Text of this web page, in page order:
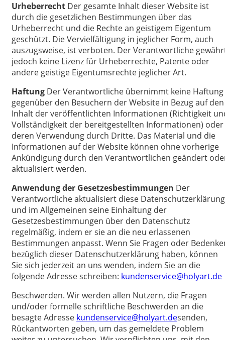
Urheberrecht Der gesamte Inhalt dieser Website ist
durch die gesetzlichen Bestimmungen über das
Urheberrecht und die Rechte an geistigem Eigentum
geschützt. Die Vervielfältigung in jeglicher Form, auch
auszugsweise, ist verboten. Der Verantwortliche
jedoch keine Lizenz für Urheberrechte, Patente oder
andere geistige Eigentumsrechte jeglicher Art.
Haftung Der Verantwortliche übernimmt keine Haftung
gegenüber den Besuchern der Website in Bezug auf den
Inhalt der veröffentlichten Informationen (Richtigkeit
Vollständigkeit der bereitgestellten Informationen) oder
deren Verwendung durch Dritte. Das Material und die
Informationen auf der Website können ohne vorherige
Ankündigung durch den Verantwortlichen geändert
aktualisiert werden.
Anwendung der Gesetzesbestimmungen Der
Verantwortliche aktualisiert diese Datenschutzerklärung
und im Allgemeinen seine Einhaltung der
Gesetzesbestimmungen über den Datenschutz
regelmäßig, indem er sie an die neu erlassenen
Bestimmungen anpasst. Wenn Sie Fragen oder
bezüglich dieser Datenschutzerklärung haben, können
Sie sich jederzeit an uns wenden, indem Sie an die
folgende Adresse schreiben: kundenservice@holyart.de
Beschwerden. Wir werden allen Nutzern, die Fragen
und/oder formelle schriftliche Beschwerden an die
besagte Adresse kundenservice@holyart.desenden,
Rückantworten geben, um das gemeldete Problem